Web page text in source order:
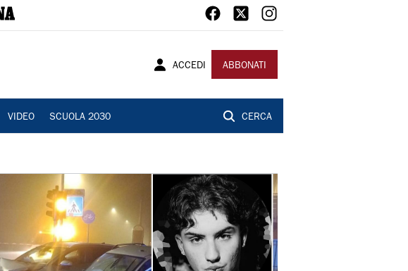
ACCEDI ABBONATI
VIDEO SCUOLA 2030 CERCA